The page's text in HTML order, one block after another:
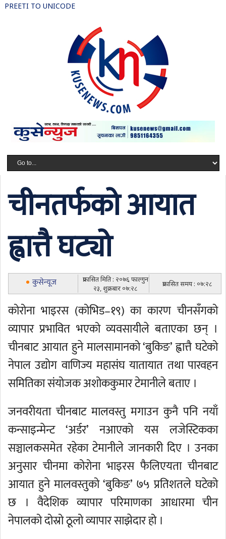
PREETI TO UNICODE
चीनतर्फको आयात
ह्वात्तै घट्यो
कुसेन्यूज
प्रकासित मिति : २०७६ फाल्गुन
२३, शुक्रबार ०७:२८
प्रकासित समय : ०७:२८
कोरोना भाइरस (कोभिड–१९) का कारण चीनसँगको
व्यापार प्रभावित भएको व्यवसायीले बताएका छन् ।
चीनबाट आयात हुने मालसामानको ‘बुकिङ’ ह्वात्तै घटेको
नेपाल उद्योग वाणिज्य महासंघ यातायात तथा पारवहन
समितिका संयोजक अशोककुमार टेमानीले बताए ।
जनवरीयता चीनबाट मालवस्तु मगाउन कुनै पनि नयाँ
कन्साइन्मेन्ट ‘अर्डर’ नआएको यस लजेस्टिकका
सञ्चालकसमेत रहेका टेमानीले जानकारी दिए । उनका
अनुसार चीनमा कोरोना भाइरस फैलिएयता चीनबाट
आयात हुने मालवस्तुको ‘बुकिङ’ ७५ प्रतिशतले घटेको
छ । वैदेशिक व्यापार परिमाणका आधारमा चीन
नेपालको दोस्रो ठूलो व्यापार साझेदार हो ।